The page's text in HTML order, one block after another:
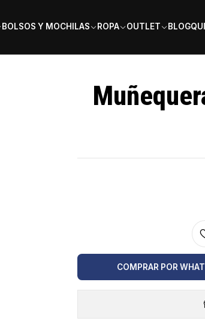
BOLSOS Y MOCHILAS ROPA OUTLET BLOG
COMPRAR POR